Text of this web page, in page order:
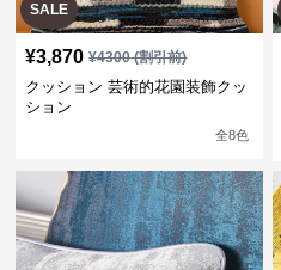
SALE
¥3,870 ¥4300(割引前)
クッション 芸術的花園装飾クッ
ション
全8色